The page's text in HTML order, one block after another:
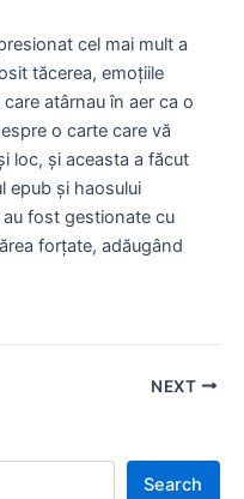
cel mai mult a
tăcerea, emoțiile
atârnau în aer ca o
o carte care vă
loc, și aceasta a făcut
epub și haosului
fost gestionate cu
forțate, adăugând
NEXT
Search